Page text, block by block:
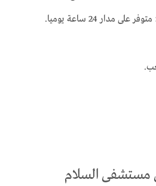
24 ساعة يوميا.
مستشفى السلام